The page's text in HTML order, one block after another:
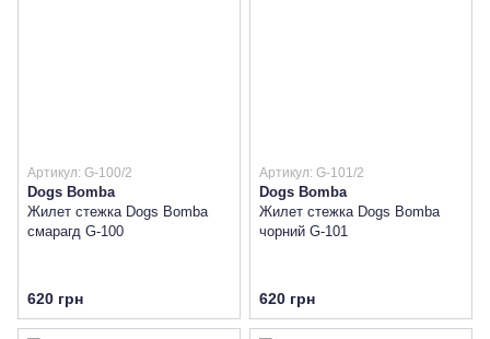
Артикул: G-100/2
Dogs Bomba
Жилет стежка Dogs Bomba
смарагд G-100
620 грн
Артикул: G-101/2
Dogs Bomba
Жилет стежка Dogs Bomba
чорний G-101
620 грн